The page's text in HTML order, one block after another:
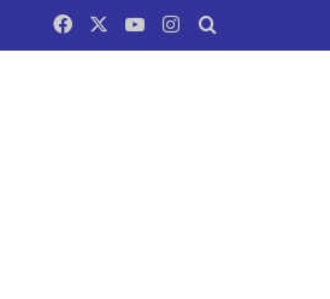
FacebookYouTubeInstagram